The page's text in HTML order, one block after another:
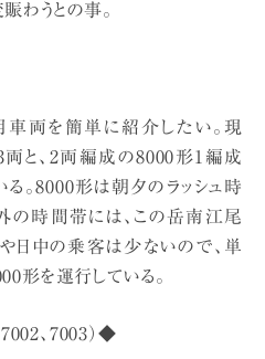
わうとの事。
車両を簡単に紹介したい。現
と、2両編成の8000形1編成
。8000形は朝夕のラッシュ時
の時間帯には、この岳南江尾
日中の乗客は少ないので、単
形を運行している。
、7003）◆